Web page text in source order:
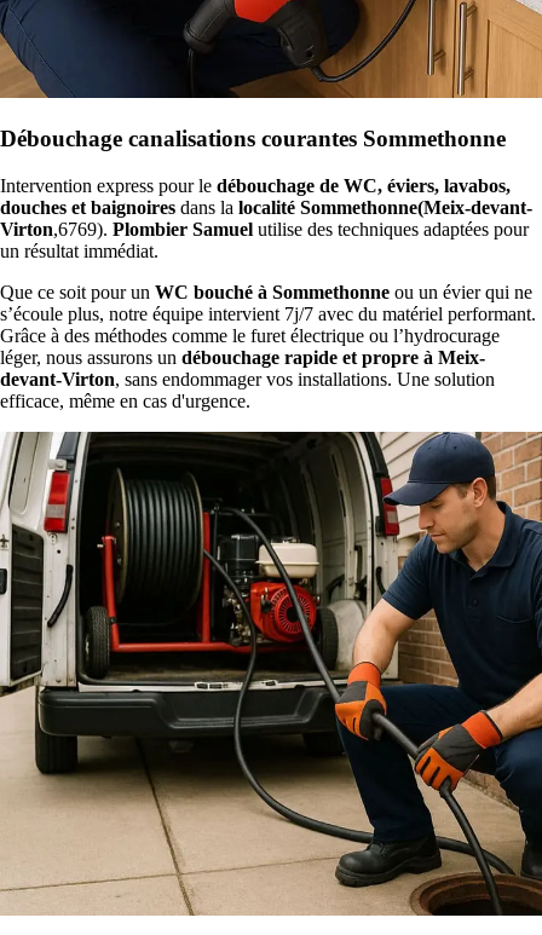
Débouchage canalisations courantes Sommethonne
Intervention express pour le débouchage de WC, éviers, lavabos,
douches et baignoires dans la localité Sommethonne(Meix-devant-
Virton,6769). Plombier Samuel utilise des techniques adaptées pour
un résultat immédiat.
Que ce soit pour un WC bouché à Sommethonne ou un évier qui ne
s’écoule plus, notre équipe intervient 7j/7 avec du matériel performant.
Grâce à des méthodes comme le furet électrique ou l’hydrocurage
léger, nous assurons un débouchage rapide et propre à Meix-
devant-Virton, sans endommager vos installations. Une solution
efficace, même en cas d'urgence.